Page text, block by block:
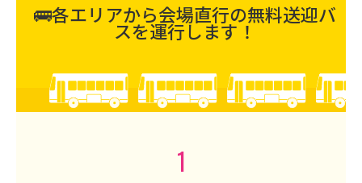
🚌各エリアから会場直行の無料送迎バ
スを運行します！
1